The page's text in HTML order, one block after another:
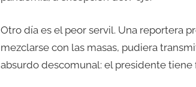
Otro día es el peor servil. Una reportera
mezclarse con las masas, pudiera
absurdo descomunal: el presidente